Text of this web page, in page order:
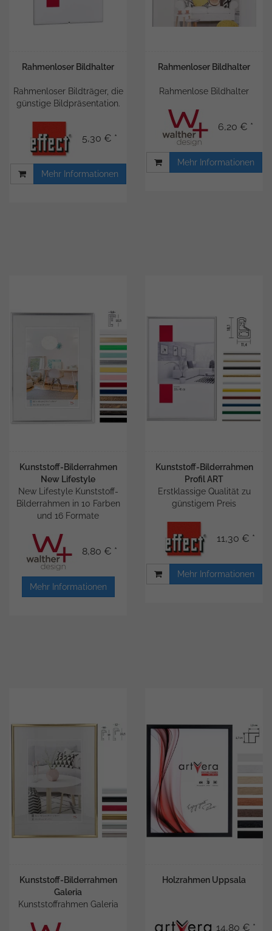
Rahmenloser Bildhalter
Rahmenloser Bildträger, die
günstige Bildpräsentation.
5,30 € *
Mehr Informationen
Rahmenloser Bildhalter
Rahmenlose Bildhalter
6,20 € *
Mehr Informationen
Kunststoff-Bilderrahmen
New Lifestyle
New Lifestyle Kunststoff-
Bilderrahmen in 10 Farben
und 16 Formate
8,80 € *
Mehr Informationen
Kunststoff-Bilderrahmen
Profil ART
Erstklassige Qualität zu
günstigem Preis
11,30 € *
Mehr Informationen
Kunststoff-Bilderrahmen
Galeria
Kunststoffrahmen Galeria
Holzrahmen Uppsala
14,80 € *